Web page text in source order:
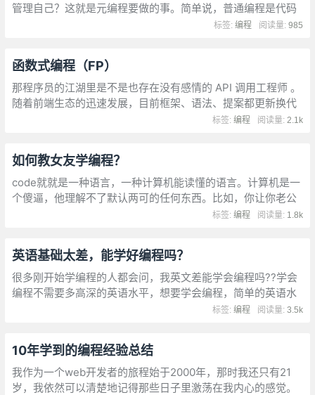
管理自己？这就是元编程要做的事。简单说，普通编程是代码
操作数据，元编程是代码操作代码。听起来有点绕，但看完例
阅读量:985
标签:编程
函数式编程（FP）
那程序员的江湖里是不是也存在没有感情的 API 调用工程师 。
随着前端生态的迅速发展，目前框架、语法、提案都更新换代
的很快。各种各样的招式层出不穷，让人应接不暇，身心俱乏
阅读量: 2.1k
标签:编程
如何教女友学编程？
code就就是一种语言，一种计算机能读懂的语言。计算机是一
个傻逼，他理解不了默认两可的任何东西。比如，你让你老公
去买个西瓜，你老公会自己决定去哪里买，买几个
阅读量: 1.8k
标签:编程
英语基础太差，能学好编程吗？
很多刚开始学编程的人都会问，我英文差能学会编程吗??学会
编程不需要多高深的英语水平，想要学会编程，简单的英语水
平足够了。现在的程序开发环境又很友好，基本上打开之后不
阅读量:3.5k
标签:编程
10年学到的编程经验总结
我作为一个web开发者的旅程始于2000年，那时我还只有21
岁，我依然可以清楚地记得那些日子里激荡在我内心的感觉。